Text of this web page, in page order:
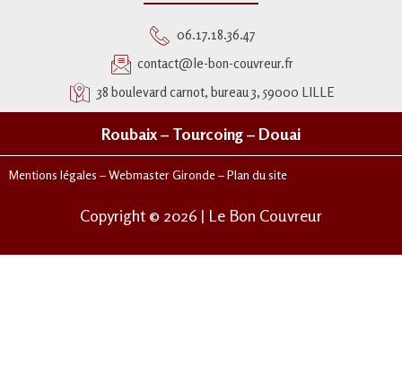
06.17.18.36.47
contact@le-bon-couvreur.fr
38 boulevard carnot, bureau 3, 59000 LILLE
Roubaix– Tourcoing–Douai
Copyright © 2026 | Le Bon Couvreur
Mentions légales –Webmaster Gironde–Plan du site